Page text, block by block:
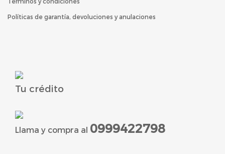
Términos y condiciones
Políticas de garantía, devoluciones y anulaciones
Tu crédito
Llama y compra al 0999422798